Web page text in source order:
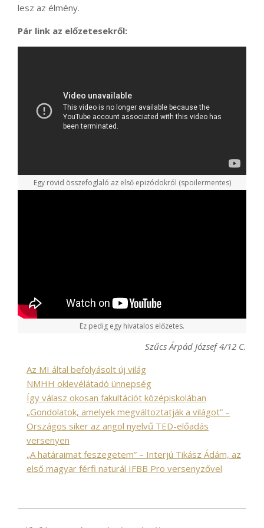
lesz az élmény.
Pár link az előzetesekről:
Egy rövid összefoglaló az első epizódokról (spoilermentes)
Ez pedig egy hivatalos előzetes.
Szűcs Árpád József 4/12 C.
Az MI által befolyásolt új világ
NMHH oklevélátadó ünnepség
Így válasz okosan fakultációt középiskolában
„Gondolatok, amelyek megváltoztatják a világot” –
Országos siker az angol nyelvű TED-előadás
versenyen
„A határaimat feszegetem” – Interjú Tikász Ádám, az
első magyar férfi naturál IFBB Pro versenyzővel